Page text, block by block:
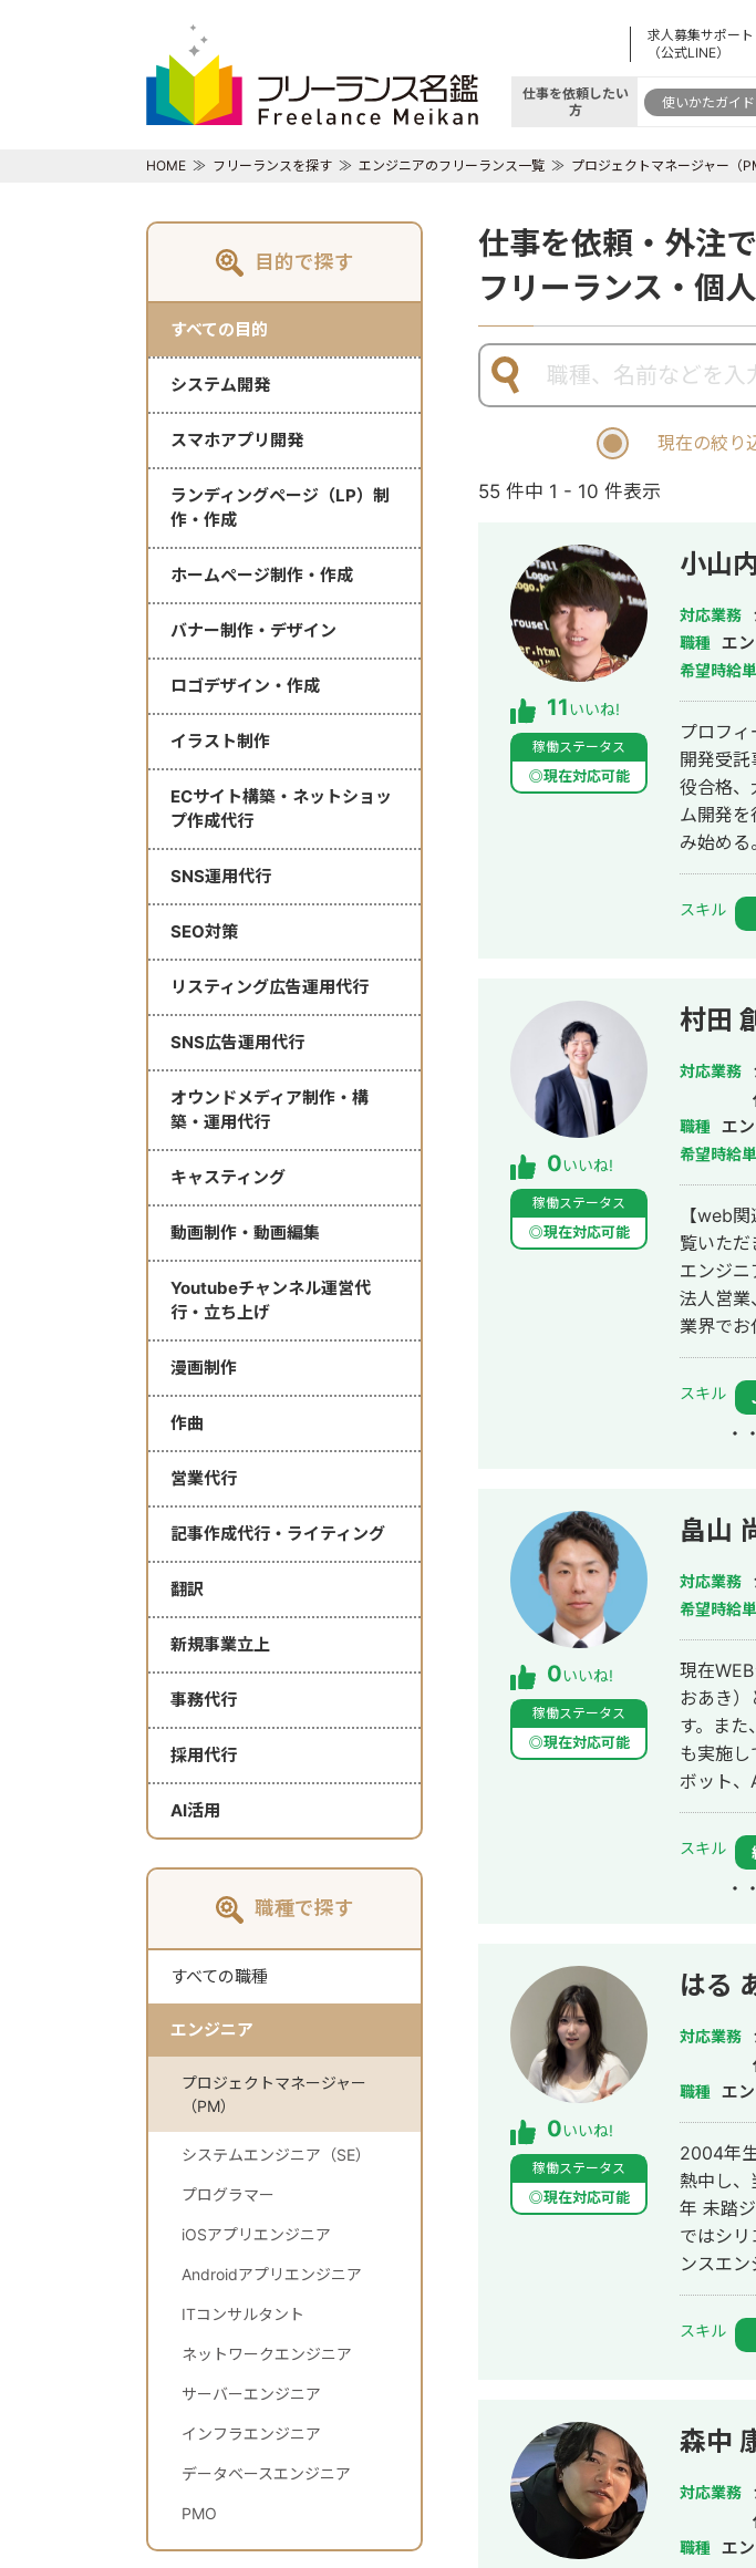
求人募集サポート
（公式LINE）
仕事を依頼したい
方
使いかたガイド
HOME フリーランスを探す エンジニアのフリーランス一覧 プロジェクトマネージャー（
目的で探す
すべての目的
システム開発
スマホアプリ開発
ランディングページ（LP）制
作・作成
ホームページ制作・作成
バナー制作・デザイン
ロゴデザイン・作成
イラスト制作
ECサイト構築・ネットショッ
プ作成代行
SNS運用代行
SEO対策
リスティング広告運用代行
SNS広告運用代行
オウンドメディア制作・構
築・運用代行
キャスティング
動画制作・動画編集
Youtubeチャンネル運営代
行・立ち上げ
漫画制作
作曲
営業代行
記事作成代行・ライティング
翻訳
新規事業立上
事務代行
採用代行
AI活用
職種で探す
すべての職種
エンジニア
プロジェクトマネージャー
（PM）
システムエンジニア（SE）
プログラマー
iOSアプリエンジニア
Androidアプリエンジニア
ITコンサルタント
ネットワークエンジニア
サーバーエンジニア
インフラエンジニア
データベースエンジニア
PMO
仕事を依頼・外注
フリーランス・個
現在の絞り
55 件中 1 - 10 件表示
11いいね!
稼働ステータス
◎現在対応可能
小山
対応業務
職種 エ
希望時給
プロフ
開発受託事業
役合格、
ム開発
み始める。 現在は機械学習(AI)を使ったシステム開発PJのPM/シス
テクトを務めております
リアの
模) ・
プロジ
リズム
優秀な機
ただくことも可能です。
たデータ
タを経営
スキル
0いいね!
稼働ステータス
◎現在対応可能
村田
対応業務
職種 エ
希望時給
【web
覧いた
エンジニアを
法人営
業界で
webディ
ントエン
ってい
の「な
スキル
・
0いいね!
稼働ステータス
◎現在対応可能
畠山
対応業務
希望時給
現在
おあき
す。また
も実施
ボット
年、そし
テム開
プリ開
タック
た、大
ん。
の取引管
ットフ
およびプ
索する
薬品の在
リティ基
れます
携わっ
ル開発な
ンサル対
ご相談く
スキル
・
0いいね!
稼働ステータス
◎現在対応可能
はる
対応業務
職種 エ
2004年
熱中し
年 未踏
ではシ
ンスエ
に 株式
専門は
いる。 これまで、求人マッチングアプリ、漫画アプリ、マッチングプラットフ
の同時
件定義・
に、仕様
おいて
とを強み
スキル
森中
対応業務
職種 エ